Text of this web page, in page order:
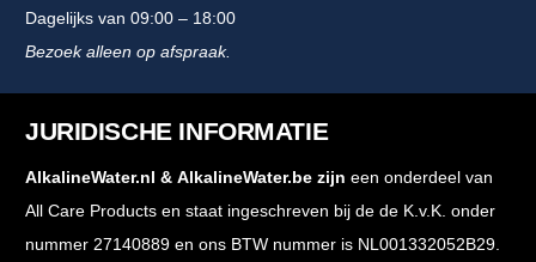
Dagelijks van 09:00 – 18:00
Bezoek alleen op afspraak.
JURIDISCHE INFORMATIE
AlkalineWater.nl & AlkalineWater.be zijn een onderdeel van
All Care Products en staat ingeschreven bij de de K.v.K. onder
nummer 27140889 en ons BTW nummer is NL001332052B29.